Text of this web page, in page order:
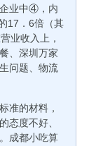
业中④，内
17．6倍（其
业收入上，
、深圳万家
问题、物流
准的材料，
态度不好、
成都小吃算